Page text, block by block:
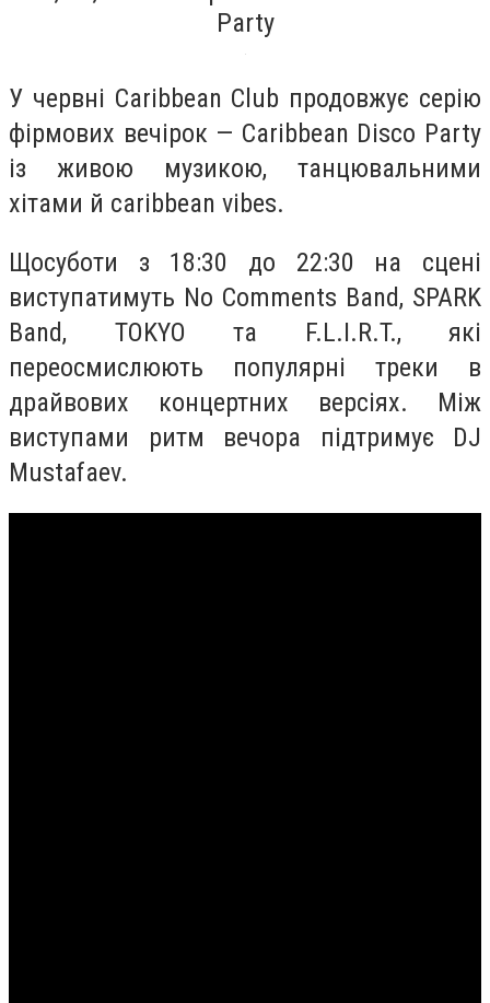
Party
У червні Caribbean Club продовжує серію
фірмових вечірок — Caribbean Disco Party
із живою музикою, танцювальними
хітами й caribbean vibes.
Щосуботи з 18:30 до 22:30 на сцені
виступатимуть No Comments Band, SPARK
Band, TOKYO та F.L.I.R.T., які
переосмислюють популярні треки в
драйвових концертних версіях. Між
виступами ритм вечора підтримує DJ
Mustafaev.